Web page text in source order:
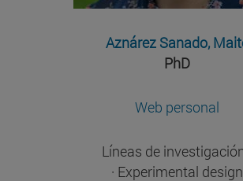
Aznárez Sanado,
PhD
Web personal
Líneas de
· Experimental design